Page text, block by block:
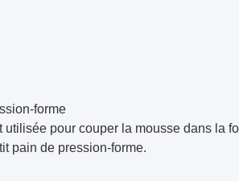
forme
pour couper la mousse dans la
pain de pression-forme.